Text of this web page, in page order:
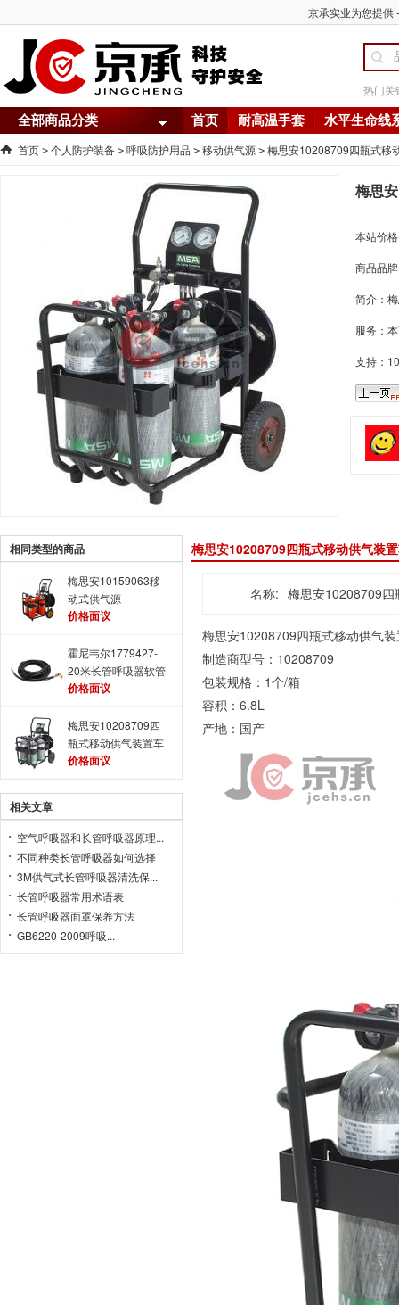
京承实业为您提供
热门关
全部商品分类 首页 耐高温手套 水平生命线
首页 > 个人防护装备 > 呼吸防护用品 > 移动供气源 > 梅思安10208709四瓶式移
梅思
本站价
商品品
简介：
服务：
支持：
相同类型的商品
梅思安10159063移
动式供气源
价格面议
霍尼韦尔1779427-
20米长管呼吸器软管
价格面议
梅思安10208709四
瓶式移动供气装置车
架
价格面议
相关文章
空气呼吸器和长管呼吸器原理...
不同种类长管呼吸器如何选择
3M供气式长管呼吸器清洗保...
长管呼吸器常用术语表
长管呼吸器面罩保养方法
GB6220-2009呼吸...
梅思安10208709四瓶式移动供气装
名称: 梅思安10208709
梅思安10208709四瓶式移动供气
制造商型号：10208709
包装规格：1个/箱
容积：6.8L
产地：国产